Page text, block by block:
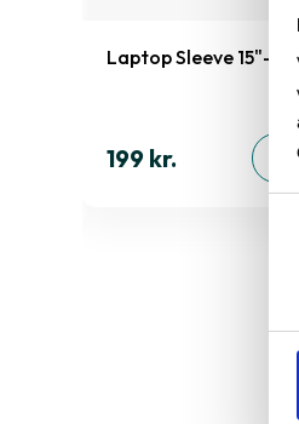
Laptop Sleeve 15"-16"
199 kr.